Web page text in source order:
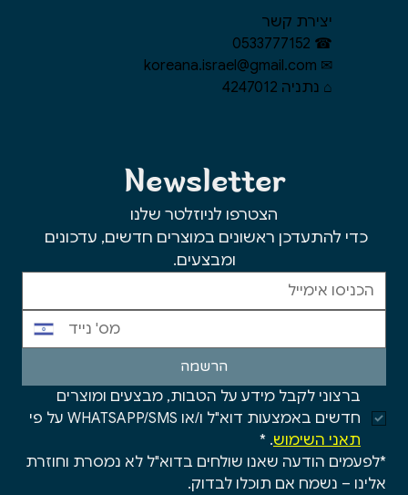
Newsletter
הצטרפו לניוזלטר שלנו
ומבצעים.
הרשמה
חדשים באמצעות דוא"ל ו/או WHATSAPP/SMS על פי
תאני השימוש.
*
אלינו – נשמח אם תוכלו לבדוק.
יצירת קשר
☎︎ 0533777152
✉︎ koreana.israel@gmail.com
⌂ נתניה 4247012